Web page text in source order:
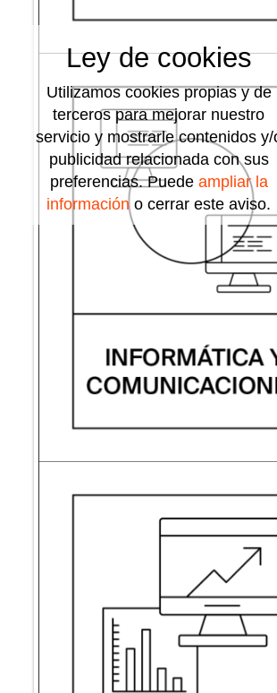
Ley de cookies
Utilizamos cookies propias y de
terceros para mejorar nuestro
servicio y mostrarle contenidos y/
publicidad relacionada con sus
preferencias. Puede ampliar la
informacióno cerrar este aviso.